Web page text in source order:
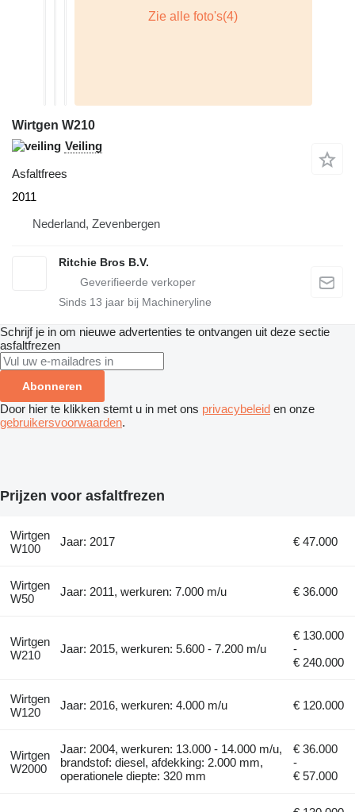
Wirtgen W210
Veiling
Asfaltfrees
2011
Nederland, Zevenbergen
Ritchie Bros B.V.
Sinds 13 jaar bij Machineryline
Schrijf je in om nieuwe advertenties te ontvangen uit deze sectie
asfaltfrezen
Abonneren
Door hier te klikken stemt u in met ons privacybeleid en onze
gebruikersvoorwaarden.
Prijzen voor asfaltfrezen
Wirtgen
W100
Jaar: 2017 € 47.000
Wirtgen
W50
Jaar: 2011, werkuren: 7.000 m/u € 36.000
Wirtgen
W210
Jaar: 2015, werkuren: 5.600 - 7.200 m/u
€ 130.000
-
€ 240.000
Wirtgen
W120
Jaar: 2016, werkuren: 4.000 m/u € 120.000
Wirtgen
W2000
Jaar: 2004, werkuren: 13.000 - 14.000 m/u,
brandstof: diesel, afdekking: 2.000 mm,
operationele diepte: 320 mm
€ 36.000
-
€ 57.000